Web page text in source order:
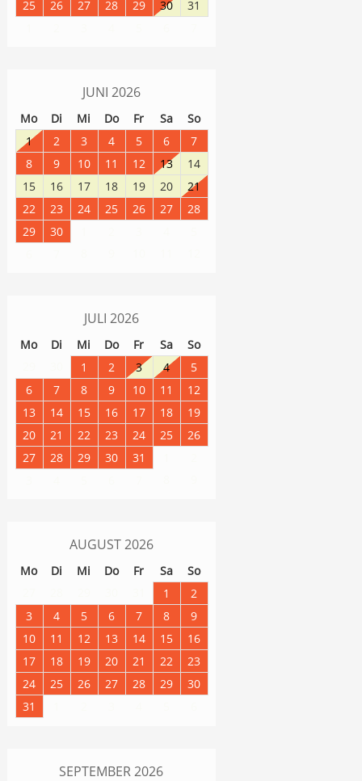
25 26 27 28 29 30
31
JUNI 2026
Mo Di Mi Do Fr Sa
So
1
2 3 4 5 6
7
8
9 10 11 12 13
14
15
16 17 18 19 20
21
22
23 24 25 26 27
28
29
30
JULI 2026
Mo Di Mi Do Fr Sa
So
1 2 3 4
5
6
7 8 9 10 11
12
13
14 15 16 17 18
19
20
21 22 23 24 25
26
27
28 29 30 31
AUGUST2026
Mo Di Mi Do Fr Sa
So
1
2
3
4 5 6 7 8
9
10
11 12 13 14 15
16
17
18 19 20 21 22
23
24
25 26 27 28 29
30
31
SEPTEMBER 2026